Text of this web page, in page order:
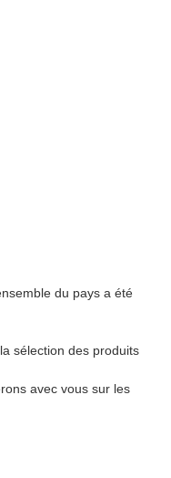
du pays a été
sélection des produits
avec vous sur les